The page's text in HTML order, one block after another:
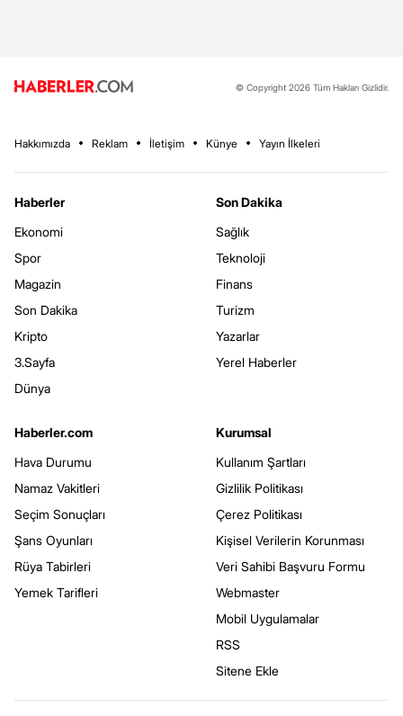
© Copyright 2026 Tüm Hakları Gizlidir.
Hakkımızda Reklam İletişim Künye Yayın İlkeleri
Haberler
Ekonomi
Spor
Magazin
Son Dakika
Kripto
3.Sayfa
Dünya
Son Dakika
Sağlık
Teknoloji
Finans
Turizm
Yazarlar
Yerel Haberler
Haberler.com
Hava Durumu
Namaz Vakitleri
Seçim Sonuçları
Şans Oyunları
Rüya Tabirleri
Yemek Tarifleri
Kurumsal
Kullanım Şartları
Gizlilik Politikası
Çerez Politikası
Kişisel Verilerin Korunması
Veri Sahibi Başvuru Formu
Webmaster
Mobil Uygulamalar
RSS
Sitene Ekle